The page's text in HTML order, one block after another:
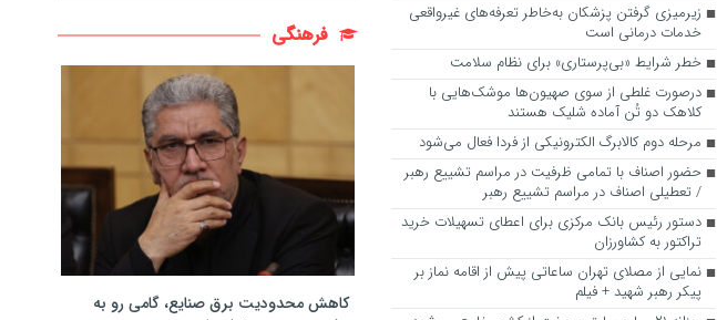
زیرمیزی گرفتن پزشکان به‌خاطر تعرفه‌های غیرواقعی
خدمات درمانی است
خطر شرایط «بی‌پرستاری» برای نظام سلامت
درصورت غلطی از سوی صهیون‌ها موشک‌هایی با
کلاهک دو تُن آماده شلیک هستند
مرحله دوم کالابرگ الکترونیکی از فردا فعال می‌شود
حضور اصناف با تمامی ظرفیت در مراسم تشییع رهبر
/ تعطیلی اصناف در مراسم تشییع رهبر
دستور رئیس بانک مرکزی برای اعطای تسهیلات خرید
تراکتور به کشاورزان
نمایی از مصلای تهران ساعاتی پیش از اقامه نماز بر
پیکر رهبر شهید + فیلم
فرهنگی
کاهش محدودیت برق صنایع، گامی رو به